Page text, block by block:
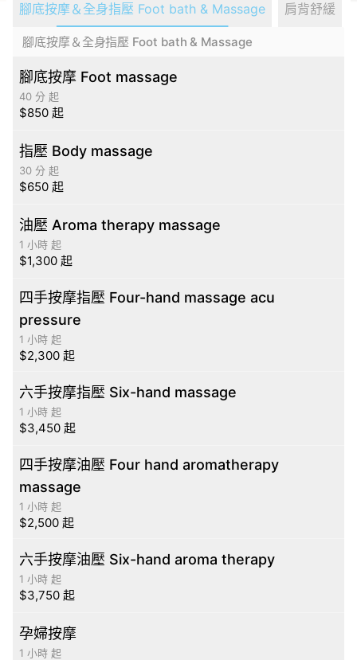
腳底按摩＆全身指壓 Foot bath & Massage 肩背舒緩
腳底按摩＆全身指壓 Foot bath & Massage
腳底按摩 Foot massage
40 分 起
$850 起
指壓 Body massage
30 分 起
$650 起
油壓 Aroma therapy massage
1 小時 起
$1,300 起
四手按摩指壓 Four-hand massage acu
pressure
1 小時 起
$2,300 起
六手按摩指壓 Six-hand massage
1 小時 起
$3,450 起
四手按摩油壓 Four hand aromatherapy
massage
1 小時 起
$2,500 起
六手按摩油壓 Six-hand aroma therapy
1 小時 起
$3,750 起
孕婦按摩
1 小時 起